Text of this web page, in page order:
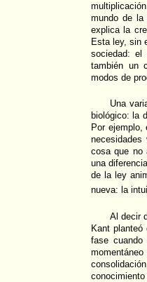
mundo de
explica la
Esta ley, sin
sociedad: el
también un
modos de
Una
biológico: la
Por
cosa que no
una
de la ley
nueva: la
Al decir
Kant
fase cuando